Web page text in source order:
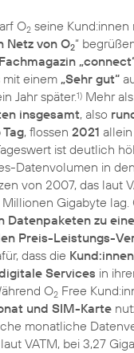
O2 seine Kund:innen
Netz von O2“
Fachmagazin
mit einem „Sehr gut“
Jahr später.1) Mehr als
insgesamt, also
, flossen 2021
ist deutlich
Datenvolumen in
von 2007, das laut
Millionen Gigabyte lag.
Datenpaketen zu
Preis-Leistungs-
dass die
Services in
O2 Free
und SIM-Karte
monatliche
VATM, bei 3,27